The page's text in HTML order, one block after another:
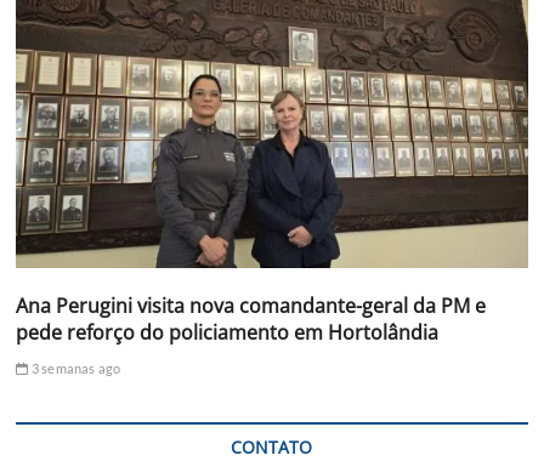
Ana Perugini visita nova comandante-geral da PM e
pede reforço do policiamento em Hortolândia
3 semanas ago
CONTATO